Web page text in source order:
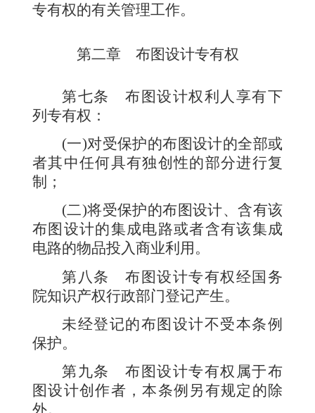
专有权的有关管理工作。
第二章 布图设计专有权
第七条布图设计权利人享有下
列专有权：
(一)对受保护的布图设计的全部或
者其中任何具有独创性的部分进行复
制；
(二)将受保护的布图设计、含有该
布图设计的集成电路或者含有该集成
电路的物品投入商业利用。
第八条布图设计专有权经国务
院知识产权行政部门登记产生。
未经登记的布图设计不受本条例
保护。
第九条布图设计专有权属于布
图设计创作者，本条例另有规定的除